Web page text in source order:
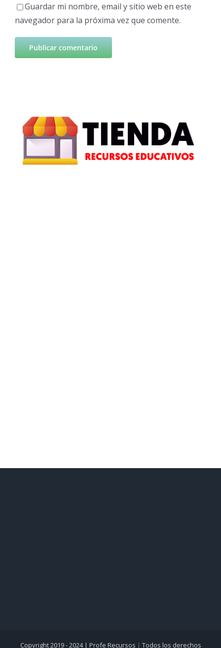
Guardar mi nombre, email y sitio web en este
navegador para la próxima vez que comente.
Copyright 2019 - 2024 | Profe Recursos | Todos los derechos